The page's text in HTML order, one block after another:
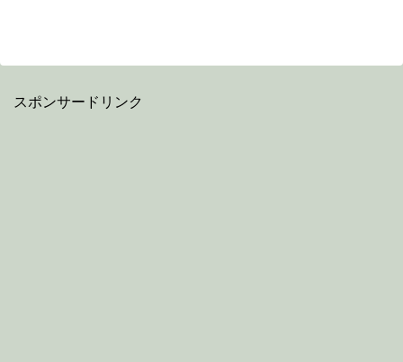
スポンサードリンク